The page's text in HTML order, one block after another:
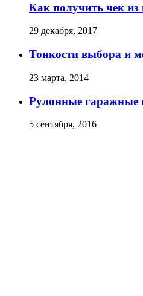
Как получить чек
29 декабря, 2017
Тонкости выбора и
23 марта, 2014
Рулонные гаражные
5 сентября, 2016